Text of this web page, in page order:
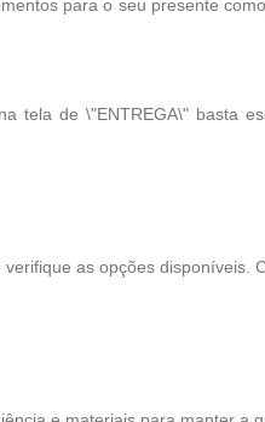
para o seu presente
tela de \"ENTREGA\" basta
as opções